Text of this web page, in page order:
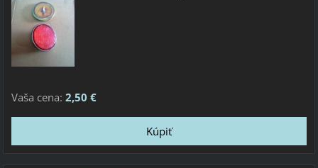
Vaša cena: 2,50 €